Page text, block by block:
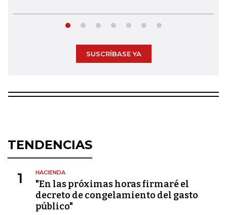
SUSCRÍBASE YA
TENDENCIAS
1 HACIENDA
"En las próximas horas firmaré el
decreto de congelamiento del gasto
público"